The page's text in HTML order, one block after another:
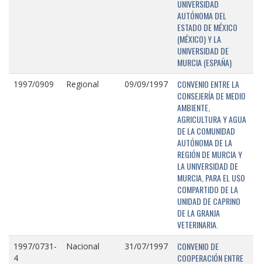
UNIVERSIDAD
AUTÓNOMA DEL
ESTADO DE MÉXICO
(MÉXICO) Y LA
UNIVERSIDAD DE
MURCIA (ESPAÑA)
1997/0909 Regional 09/09/1997
CONVENIO ENTRE LA
CONSEJERÍA DE MEDIO
AMBIENTE,
AGRICULTURA Y AGUA
DE LA COMUNIDAD
AUTÓNOMA DE LA
REGIÓN DE MURCIA Y
LA UNIVERSIDAD DE
MURCIA, PARA EL USO
COMPARTIDO DE LA
UNIDAD DE CAPRINO
DE LA GRANJA
VETERINARIA.
1997/0731-
4
Nacional 31/07/1997
CONVENIO DE
COOPERACIÓN ENTRE